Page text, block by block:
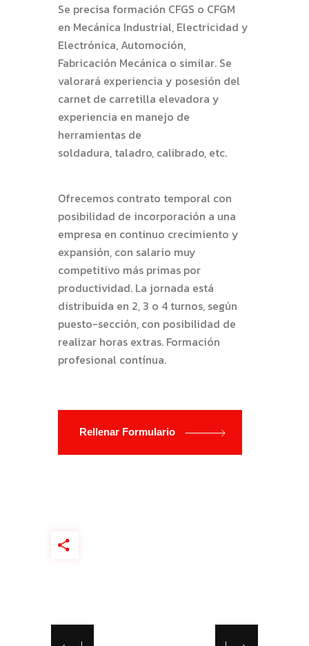
Se precisa formación CFGS o CFGM
en Mecánica Industrial, Electricidad y
Electrónica, Automoción,
Fabricación Mecánica o similar. Se
valorará experiencia y posesión del
carnet de carretilla elevadora y
experiencia en manejo de
herramientas de
soldadura, taladro, calibrado, etc.
Ofrecemos contrato temporal con
posibilidad de incorporación a una
empresa en continuo crecimiento y
expansión, con salario muy
competitivo más primas por
productividad. La jornada está
distribuida en 2, 3 o 4 turnos, según
puesto-sección, con posibilidad de
realizar horas extras. Formación
profesional contínua.
Rellenar Formulario